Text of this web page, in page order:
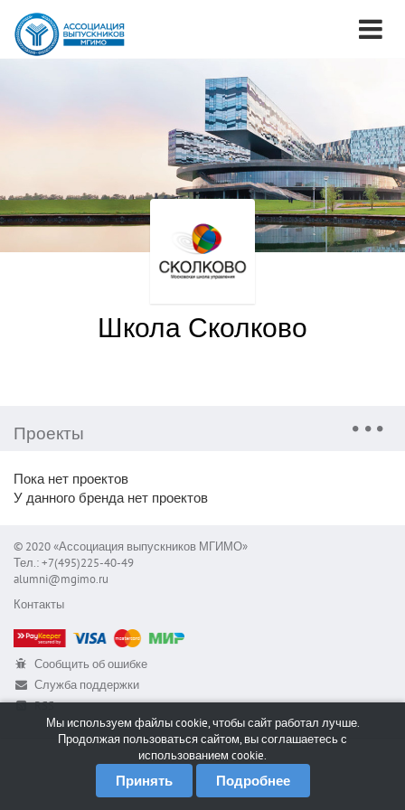
Школа Сколково
Проекты
Пока нет проектов
У данного бренда нет проектов
© 2020 «Ассоциация выпускников МГИМО»
Тел.: +7(495)225-40-49
alumni@mgimo.ru
Контакты
Сообщить об ошибке
Служба поддержки
RSS
Мы используем файлы cookie, чтобы сайт работал лучше.
Продолжая пользоваться сайтом, вы соглашаетесь с
использованием cookie.
Принять Подробнее